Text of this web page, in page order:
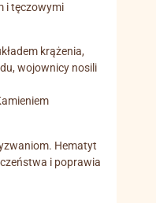
i tęczowymi
krążenia,
wojownicy nosili
Hematyt
i poprawia